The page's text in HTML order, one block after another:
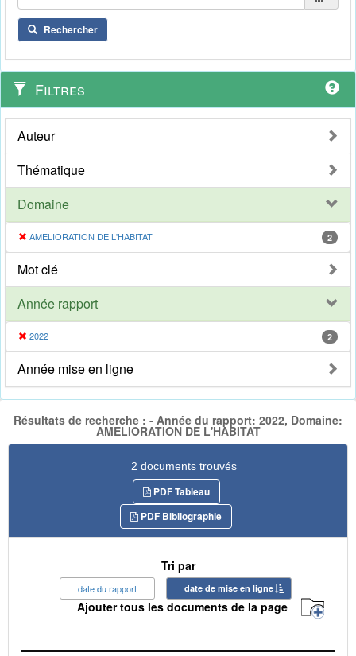
Rechercher
Filtres
Auteur
Thématique
Domaine
AMELIORATION DE L'HABITAT 2
Mot clé
Année rapport
2022 2
Année mise en ligne
Résultats de recherche : - Année du rapport: 2022, Domaine:
AMELIORATION DE L'HABITAT
2 documents trouvés
PDF Tableau
PDF Bibliographie
Tri par
date du rapport date de mise en ligne
Ajouter tous les documents de la page